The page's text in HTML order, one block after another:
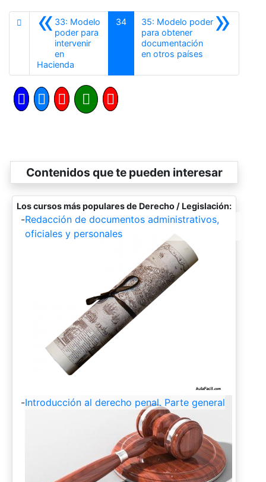
«33: Modelo
poder para
intervenir
en
Hacienda
34 »
35: Modelo poder
para obtener
documentación
en otros paísesSiguiente
Contenidos que te pueden interesar
Los cursos más populares de Derecho / Legislación:
-Redacción de documentos administrativos,
oficiales y personales
-Introducción al derecho penal. Parte general